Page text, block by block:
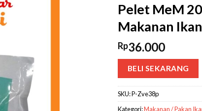
Pelet MeM
Makanan
Rp36.000
BELI SEKARANG
SKU:P-Zve38p
Kategori:Makanan / Pakan